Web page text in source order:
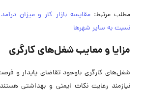
مطلب مرتبط: مقایسه بازار کار و میزان
نسبت به سایر شهرها
مزایا و معایب شغل‌های کارگری
شغل‌های کارگری باوجود تقاضای پایدار و
نیازمند رعایت نکات ایمنی و بهداشتی